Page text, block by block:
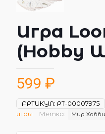
Игра
(Hobby
599 ₽
АРТИКУЛ: РТ-00007975
игры
Метка: Мир Хобби